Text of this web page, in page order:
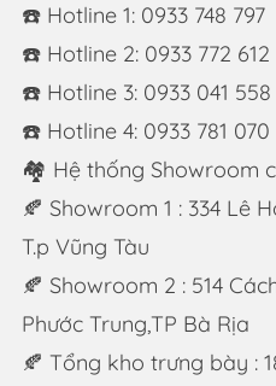
☎️ Hotline 1: 0933 748 797
☎️ Hotline 2: 0933 772 612
☎️ Hotline 3: 0933 041 558
☎️ Hotline 4: 0933 781 070
🏘 Hệ thống Showroom
🍂 Showroom 1 : 334 Lê
T.p Vũng Tàu
🍂 Showroom 2 : 514
Phước Trung,TP Bà Rịa
🍂 Tổng kho trưng bày :